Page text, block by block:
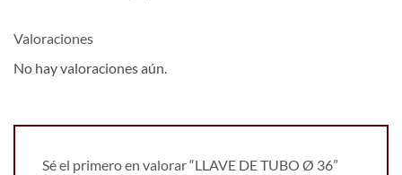
Valoraciones
No hay valoraciones aún.
Sé el primero en valorar “LLAVE DE TUBO Ø 36”